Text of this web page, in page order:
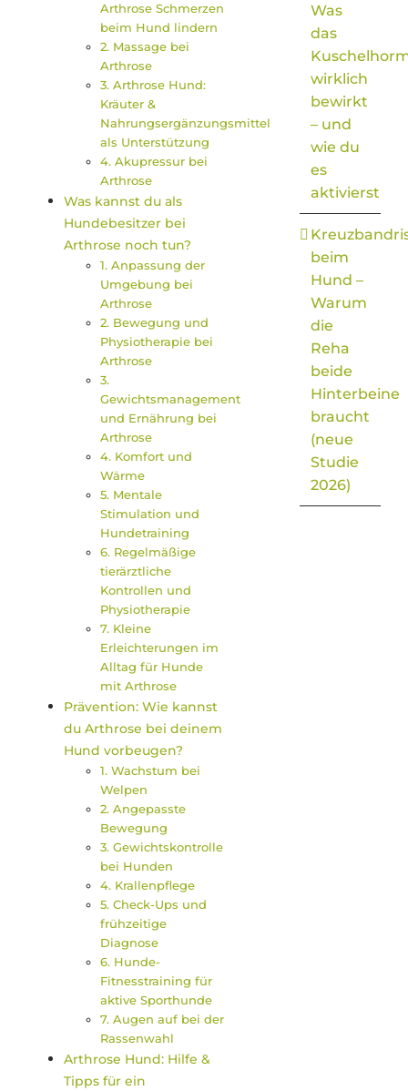
Arthrose Schmerzen
beim Hund lindern
2. Massage bei
Arthrose
3. Arthrose Hund:
Kräuter &
Nahrungsergänzungsmittel
als Unterstützung
4. Akupressur bei
Arthrose
Was kannst du als
Hundebesitzer bei
Arthrose noch tun?
1. Anpassung der
Umgebung bei
Arthrose
2. Bewegung und
Physiotherapie bei
Arthrose
3.
Gewichtsmanagement
und Ernährung bei
Arthrose
4. Komfort und
Wärme
5. Mentale
Stimulation und
Hundetraining
6. Regelmäßige
tierärztliche
Kontrollen und
Physiotherapie
7. Kleine
Erleichterungen im
Alltag für Hunde
mit Arthrose
Prävention: Wie kannst
du Arthrose bei deinem
Hund vorbeugen?
1. Wachstum bei
Welpen
2. Angepasste
Bewegung
3. Gewichtskontrolle
bei Hunden
4. Krallenpflege
5. Check-Ups und
frühzeitige
Diagnose
6. Hunde-
Fitnesstraining für
aktive Sporthunde
7. Augen auf bei der
Rassenwahl
Arthrose Hund: Hilfe &
Tipps für ein
Was
das
wirklich
bewirkt
– und
wie du
es
aktivierst
beim
Hund –
Warum
die
Reha
beide
Hinterbeine
braucht
(neue
Studie
2026)